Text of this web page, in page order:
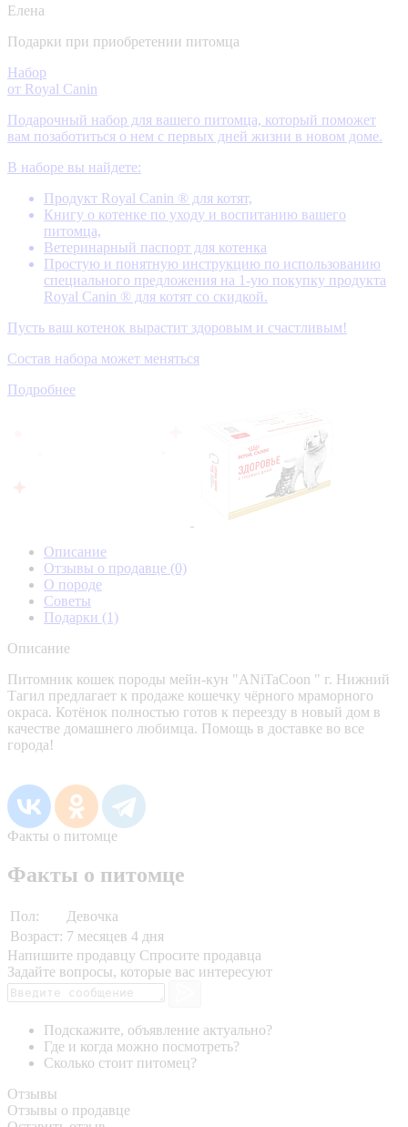
Елена
Подарки при приобретении питомца
Набор
от Royal Canin
Подарочный набор для вашего питомца, который поможет
вам позаботиться о нем с первых дней жизни в новом доме.
В наборе вы найдете:
Продукт Royal Canin ® для котят,
Книгу о котенке по уходу и воспитанию вашего
питомца,
Ветеринарный паспорт для котенка
Простую и понятную инструкцию по использованию
специального предложения на 1-ую покупку продукта
Royal Canin ® для котят со скидкой.
Пусть ваш котенок вырастит здоровым и счастливым!
Состав набора может меняться
Подробнее
Описание
Отзывы о продавце (0)
О породе
Советы
Подарки (1)
Описание
Питомник кошек породы мейн-кун "ANiTaCoon " г. Нижний
Тагил предлагает к продаже кошечку чёрного мраморного
окраса. Котёнок полностью готов к переезду в новый дом в
качестве домашнего любимца. Помощь в доставке во все
города!
Факты о питомце
Факты о питомце
Пол:
Девочка
Возраст: 7 месяцев 4 дня
Напишите продавцу Спросите продавца
Задайте вопросы, которые вас интересуют
Подскажите, объявление актуально?
Где и когда можно посмотреть?
Сколько стоит питомец?
Отзывы
Отзывы о продавце